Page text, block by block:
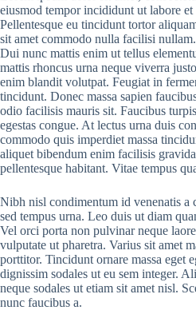
eiusmod tempor incididunt ut labore
Pellentesque eu tincidunt tortor
sit amet commodo nulla facilisi
Dui nunc mattis enim ut tellus
mattis rhoncus urna neque viverra
enim blandit volutpat. Feugiat in
tincidunt. Donec massa sapien
odio facilisis mauris sit. Faucibus
egestas congue. At lectus urna duis
commodo quis imperdiet massa
aliquet bibendum enim facilisis
pellentesque habitant. Vitae tempus
Nibh nisl condimentum id venenatis a
sed tempus urna. Leo duis ut diam
Vel orci porta non pulvinar neque
vulputate ut pharetra. Varius sit amet
porttitor. Tincidunt ornare massa eget
dignissim sodales ut eu sem integer.
neque sodales ut etiam sit amet nisl.
nunc faucibus a.